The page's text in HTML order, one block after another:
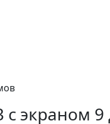
с экраном